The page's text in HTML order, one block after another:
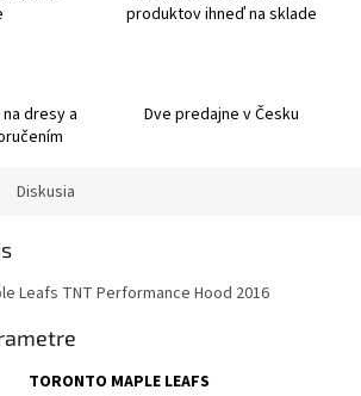
produktov ihneď na sklade
dresy a
Dve predajne v Česku
Diskusia
Leafs TNT Performance Hood 2016
TORONTO MAPLE LEAFS